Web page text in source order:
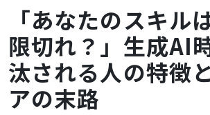
「あなたのスキル
限切れ？」生成AI
汰される人の特徴
アの末路